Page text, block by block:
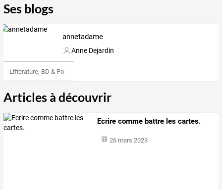
Ses blogs
annetadame
Anne Dejardin
Littérature, BD & Poésie
Articles à découvrir
Ecrire comme battre les cartes.
26 mars 2023